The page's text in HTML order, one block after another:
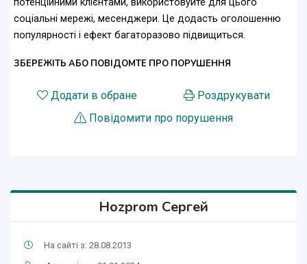
потенційними клієнтами, використовуйте для цього
соціальні мережі, месенджери. Це додасть оголошенню
популярності і ефект багаторазово підвищиться.
ЗБЕРЕЖІТЬ АБО ПОВІДОМТЕ ПРО ПОРУШЕННЯ
Додати в обране
Роздрукувати
Повідомити про порушення
Hozprom Сергей
На сайті з: 28.08.2013